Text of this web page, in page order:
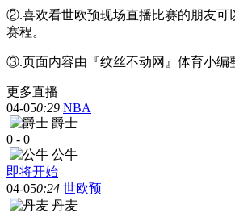
②.喜欢看世欧预现场直播比赛的朋友可
赛程。
③.页面内容由『纹丝不动网』体育小编
更多直播
04-050:29 NBA
爵士
0 - 0
公牛
即将开始
04-050:24 世欧预
丹麦